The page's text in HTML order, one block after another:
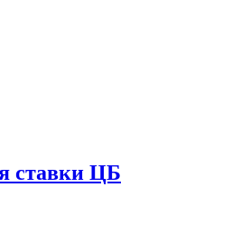
ставки ЦБ